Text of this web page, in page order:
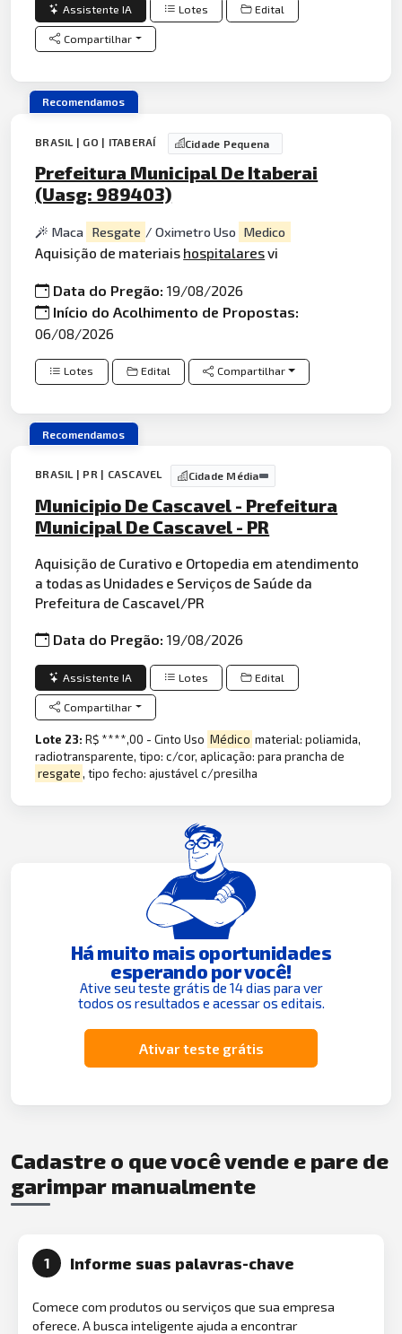
Assistente IA Lotes Edital
Compartilhar
Recomendamos
BRASIL | GO | ITABERAÍ Cidade Pequena
Prefeitura Municipal De Itaberai
(Uasg: 989403)
Maca Resgate / Oximetro Uso Medico
Aquisição de materiais hospitalaresvi
Data do Pregão:19/08/2026
Início do Acolhimento de Propostas:
06/08/2026
Lotes Edital Compartilhar
Recomendamos
BRASIL | PR | CASCAVEL Cidade Média
Municipio De Cascavel - Prefeitura
Municipal De Cascavel - PR
Aquisição de Curativo e Ortopedia em atendimento
a todas as Unidades e Serviços de Saúde da
Prefeitura de Cascavel/PR
Data do Pregão:19/08/2026
Assistente IA Lotes Edital
Compartilhar
Lote 23:R$ ****,00 - Cinto Uso Médico material: poliamida,
radiotransparente, tipo: c/cor, aplicação: para prancha de
resgate, tipo fecho: ajustável c/presilha
Há muito mais oportunidades
esperando por você!
Ative seu teste grátis de 14 dias para ver
todos os resultados e acessar os editais.
Ativar teste grátis
Cadastre o que você vende e pare de
garimpar manualmente
1 Informe suas palavras-chave
Comece com produtos ou serviços que sua empresa
oferece. A busca inteligente ajuda a encontrar